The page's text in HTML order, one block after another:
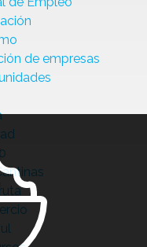
de empresas